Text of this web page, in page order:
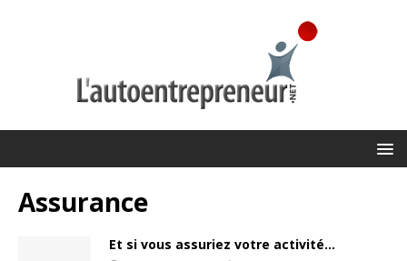
Assurance
Et si vous assuriez votre activité…